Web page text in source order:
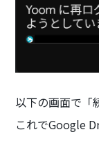
以下の画面で「
これでGoogle